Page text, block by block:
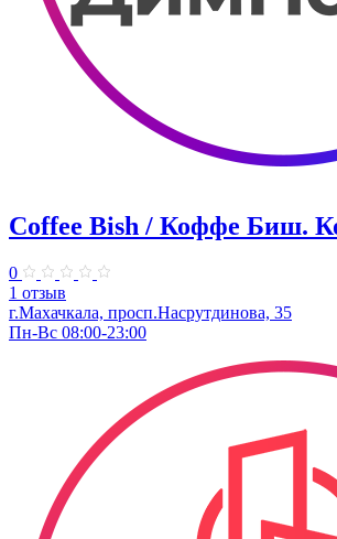
Coffee Bish / Коффе Биш.
0
1 отзыв
г.Махачкала, просп.Насрутдинова, 35
Пн-Вс 08:00-23:00